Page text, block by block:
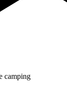
camping